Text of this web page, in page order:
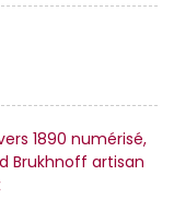
1890 numérisé,
Brukhnoff artisan